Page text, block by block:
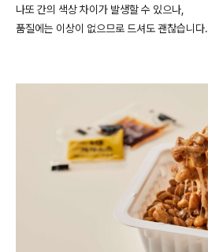
나또 간의 색상차이가 발생할수 있으나
품질에는 이상이 없으므로 드셔도괜찮습니다.